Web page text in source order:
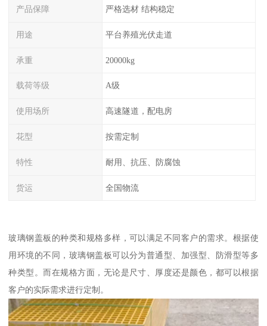
产品保障 严格选材 结构稳定
用途 平台养殖光伏走道
承重 20000kg
载荷等级 A级
使用场所 高速隧道，配电房
花型 按需定制
特性 耐用、抗压、防腐蚀
货运 全国物流
玻璃钢盖板的种类和规格多样，可以满足不同客户的需求。根据使
用环境的不同，玻璃钢盖板可以分为普通型、加强型、防滑型等多
种类型。而在规格方面，无论是尺寸、厚度还是颜色，都可以根据
客户的实际需求进行定制。